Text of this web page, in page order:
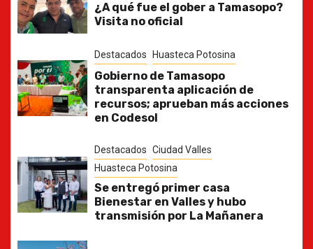
¿A qué fue el gober a Tamasopo?
Visita no oficial
Destacados Huasteca Potosina
Gobierno de Tamasopo
transparenta aplicación de
recursos; aprueban más acciones
en Codesol
Destacados Ciudad Valles
Huasteca Potosina
Se entregó primer casa
Bienestar en Valles y hubo
transmisión por La Mañanera